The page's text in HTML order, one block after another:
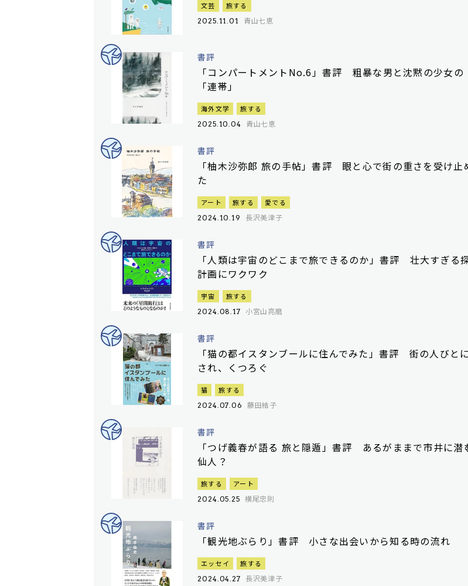
文芸 旅する
2025.11.01 青山七恵
書評
「コンパートメントNo.6」書評 粗暴な男と沈黙の少女の
「連帯」
海外文学 旅する
2025.10.04 青山七恵
書評
「柚木沙弥郎 旅の手帖」書評 眼と心で街の重さを受け止
た
アート 旅する 愛でる
2024.10.19 長沢美津子
書評
「人類は宇宙のどこまで旅できるのか」書評 壮大すぎる
計画にワクワク
宇宙 旅する
2024.08.17 小宮山亮磨
書評
「猫の都イスタンブールに住んでみた」書評 街の人びと
され、くつろぐ
猫 旅する
2024.07.06 藤田結子
書評
「つげ義春が語る 旅と隠遁」書評 あるがままで市井に潜
仙人？
旅する アート
2024.05.25 横尾忠則
書評
「観光地ぶらり」書評 小さな出会いから知る時の流れ
エッセイ 旅する
2024.04.27 長沢美津子